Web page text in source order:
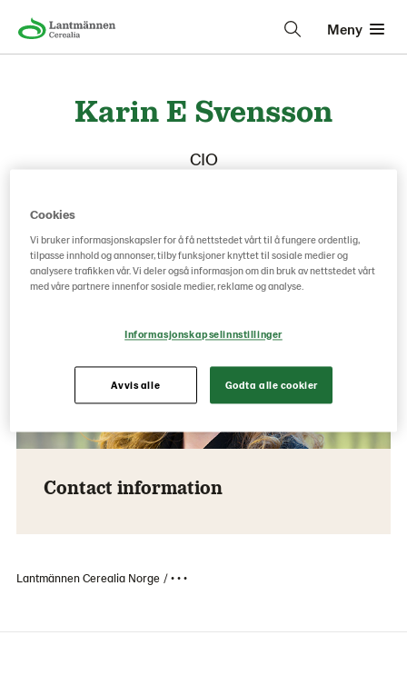
Meny
Karin E Svensson
CIO
Contact information
Lantmännen Cerealia Norge • • •
Cookies
Vi bruker informasjonskapsler for å få nettstedet vårt til å fungere ordentlig,
tilpasse innhold og annonser, tilby funksjoner knyttet til sosiale medier og
analysere trafikken vår. Vi deler også informasjon om din bruk av nettstedet vårt
med våre partnere innenfor sosiale medier, reklame og analyse.
Informasjonskapselinnstillinger
Avvis alle Godta alle cookier